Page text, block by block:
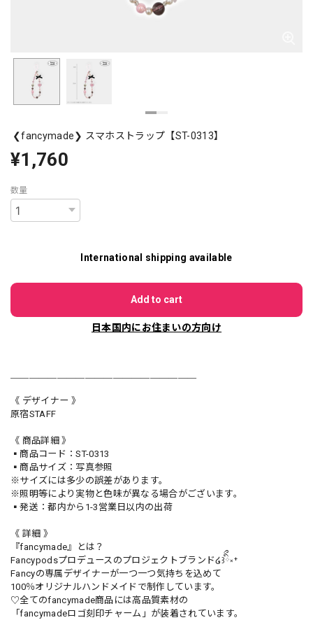
❮fancymade❯ スマホストラップ【ST-0313】
¥1,760
数量
International shipping available
Add to cart
日本国内にお住まいの方向け
《 デザイナー 》
原宿STAFF
《 商品詳細 》
▪️商品コード：ST-0313
▪️商品サイズ：写真参照
※サイズには多少の誤差があります。
※照明等により実物と色味が異なる場合がございます。
▪️発送：都内から1-3営業日以内の出荷
《 詳細 》
『fancymade』とは？
Fancypodsプロデュースのプロジェクトブランド໒꒱ིྀ༝⁺
Fancyの専属デザイナーが一つ一つ気持ちを込めて
100％オリジナルハンドメイドで制作しています。
♡全てのfancymade商品には高品質素材の
「fancymadeロゴ刻印チャーム」が装着されています。